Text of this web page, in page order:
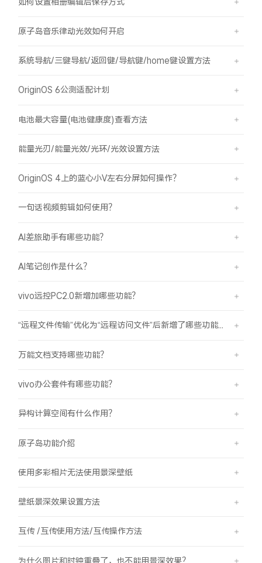
原子岛音乐律动光效如何开启
系统导航/三键导航/返回键/导航键/home键设置方法
OriginOS 6公测适配计划
电池最大容量(电池健康度)查看方法
能量光刃/能量光效/光环/光效设置方法
OriginOS 4上的蓝心小V左右分屏如何操作？
一句话视频剪辑如何使用？
AI差旅助手有哪些功能？
AI笔记创作是什么？
vivo远控PC2.0新增加哪些功能？
“远程文件传输”优化为“远程访问文件”后新增了哪些功能？
万能文档支持哪些功能？
vivo办公套件有哪些功能？
异构计算空间有什么作用？
原子岛功能介绍
使用多彩相片无法使用景深壁纸
壁纸景深效果设置方法
互传 /互传使用方法/互传操作方法
为什么图片和时钟重叠了，也不能用景深效果？